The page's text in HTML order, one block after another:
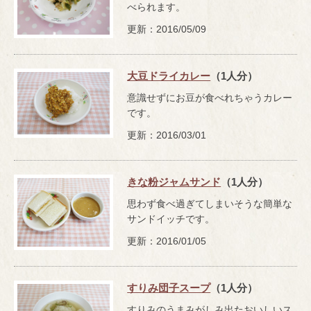
べられます。
更新：2016/05/09
大豆ドライカレー （1人分）
意識せずにお豆が食べれちゃうカレー
です。
更新：2016/03/01
きな粉ジャムサンド （1人分）
思わず食べ過ぎてしまいそうな簡単な
サンドイッチです。
更新：2016/01/05
すりみ団子スープ（1人分）